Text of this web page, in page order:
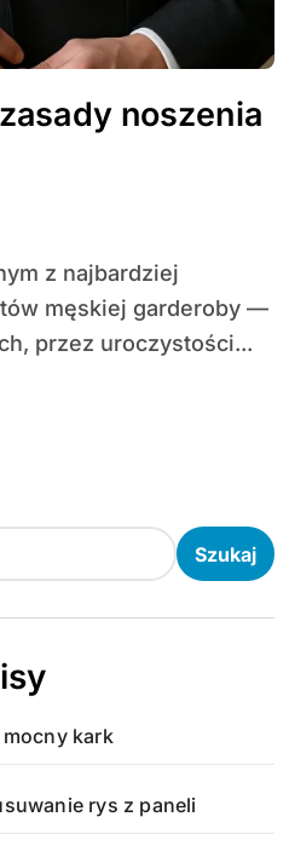
noszenia
męskiej garderoby —
przez uroczystości...
Szukaj
kark
rys z paneli